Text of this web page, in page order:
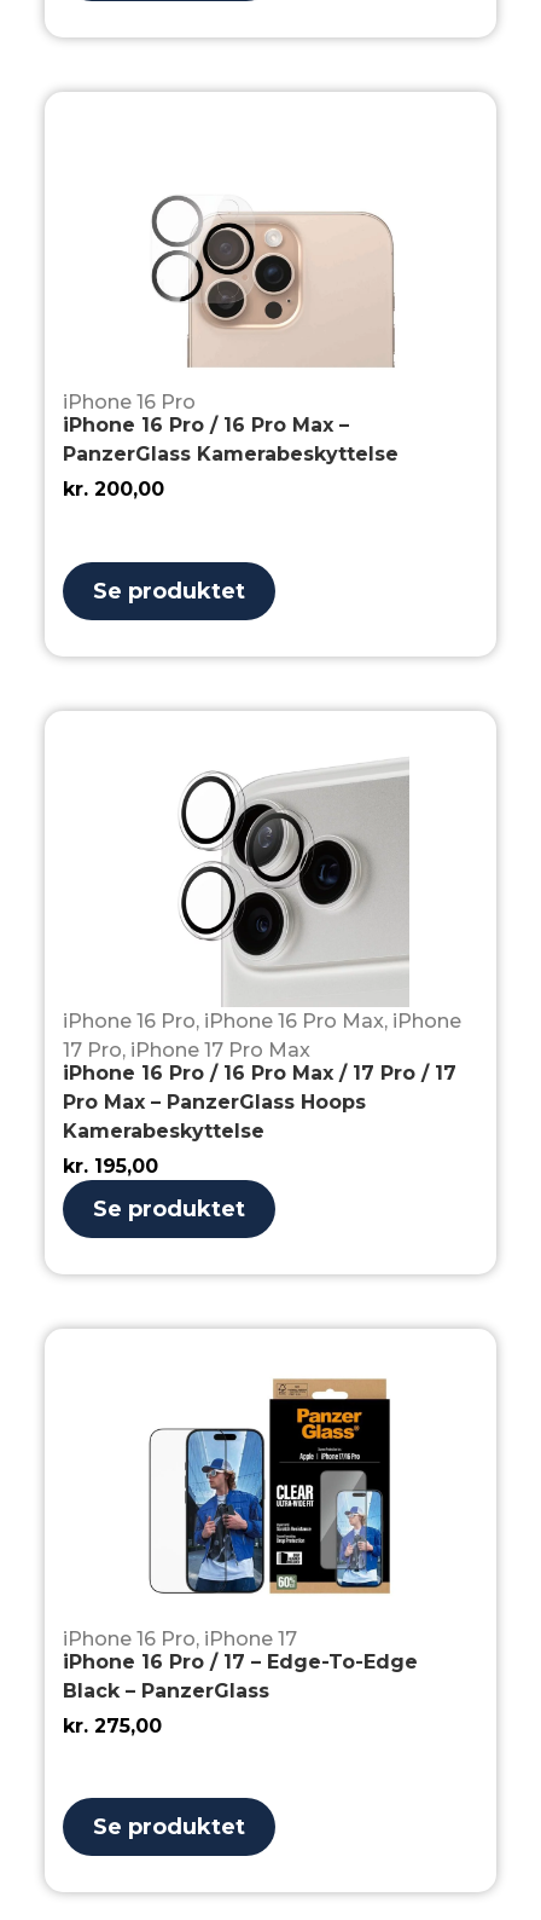
iPhone 16 Pro
iPhone 16 Pro / 16 Pro Max –
PanzerGlass Kamerabeskyttelse
kr. 200,00
Se produktet
iPhone 16 Pro, iPhone 16 Pro Max, iPhone
17 Pro, iPhone 17 Pro Max
iPhone 16 Pro / 16 Pro Max / 17 Pro / 17
Pro Max – PanzerGlass Hoops
Kamerabeskyttelse
kr. 195,00
Se produktet
iPhone 16 Pro, iPhone 17
iPhone 16 Pro / 17 – Edge-To-Edge
Black – PanzerGlass
kr. 275,00
Se produktet